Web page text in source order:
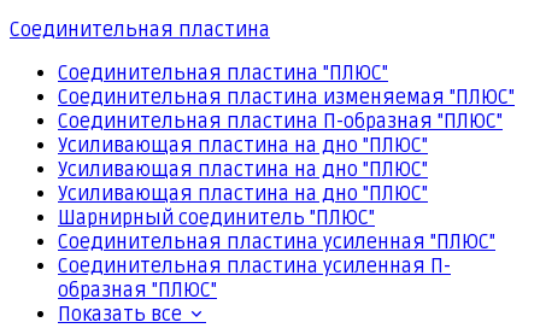
Соединительная пластина
Соединительная пластина "ПЛЮС"
Соединительная пластина изменяемая "ПЛЮС"
Соединительная пластина П-образная "ПЛЮС"
Усиливающая пластина на дно "ПЛЮС"
Усиливающая пластина на дно "ПЛЮС"
Усиливающая пластина на дно "ПЛЮС"
Шарнирный соединитель "ПЛЮС"
Соединительная пластина усиленная "ПЛЮС"
Соединительная пластина усиленная П-
образная "ПЛЮС"
Показать все